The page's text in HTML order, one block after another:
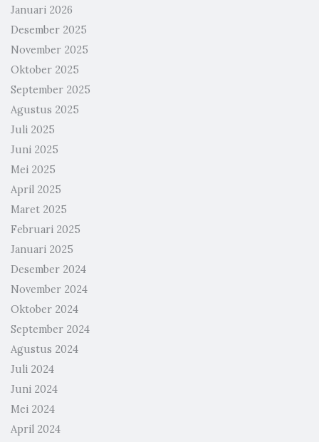
Januari 2026
Desember 2025
November 2025
Oktober 2025
September 2025
Agustus 2025
Juli 2025
Juni 2025
Mei 2025
April 2025
Maret 2025
Februari 2025
Januari 2025
Desember 2024
November 2024
Oktober 2024
September 2024
Agustus 2024
Juli 2024
Juni 2024
Mei 2024
April 2024